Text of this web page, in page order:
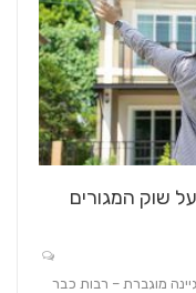
שוק המגורים
מוגברת – רבות כבר